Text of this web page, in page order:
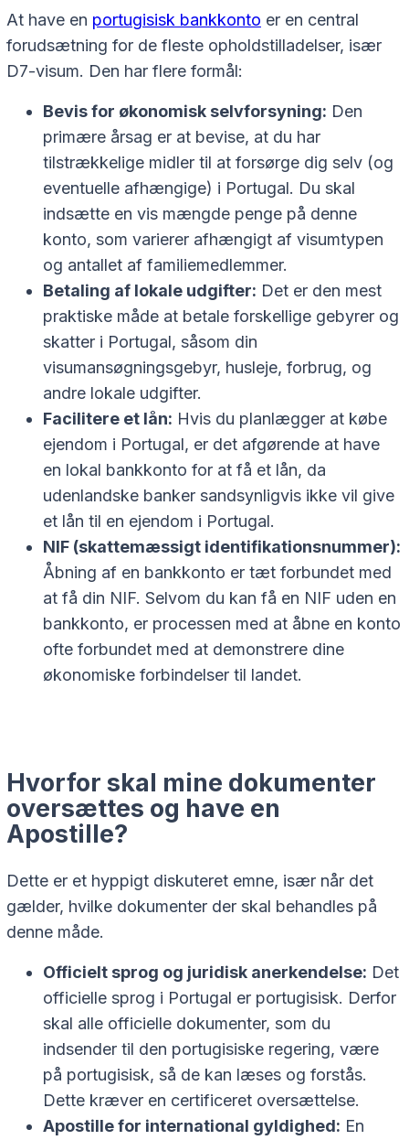
At have en portugisisk bankkonto er en central
forudsætning for de fleste opholdstilladelser, især
D7-visum. Den har flere formål:
Bevis for økonomisk selvforsyning: Den
primære årsag er at bevise, at du har
tilstrækkelige midler til at forsørge dig selv (og
eventuelle afhængige) i Portugal. Du skal
indsætte en vis mængde penge på denne
konto, som varierer afhængigt af visumtypen
og antallet af familiemedlemmer.
Betaling af lokale udgifter: Det er den mest
praktiske måde at betale forskellige gebyrer og
skatter i Portugal, såsom din
visumansøgningsgebyr, husleje, forbrug, og
andre lokale udgifter.
Facilitere et lån: Hvis du planlægger at købe
ejendom i Portugal, er det afgørende at have
en lokal bankkonto for at få et lån, da
udenlandske banker sandsynligvis ikke vil give
et lån til en ejendom i Portugal.
NIF (skattemæssigt identifikationsnummer):
Åbning af en bankkonto er tæt forbundet med
at få din NIF. Selvom du kan få en NIF uden en
bankkonto, er processen med at åbne en konto
ofte forbundet med at demonstrere dine
økonomiske forbindelser til landet.
Hvorfor skal mine dokumenter
oversættes og have en
Apostille?
Dette er et hyppigt diskuteret emne, især når det
gælder, hvilke dokumenter der skal behandles på
denne måde.
Officielt sprog og juridisk anerkendelse: Det
officielle sprog i Portugal er portugisisk. Derfor
skal alle officielle dokumenter, som du
indsender til den portugisiske regering, være
på portugisisk, så de kan læses og forstås.
Dette kræver en certificeret oversættelse.
Apostille for international gyldighed: En